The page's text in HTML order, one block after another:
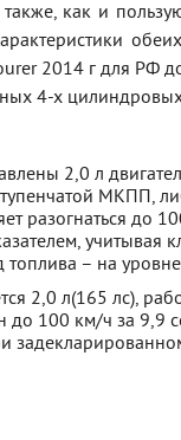
как и
2014 г для РФ
4-х
2,0 л
МКПП,
разогнаться до
учитывая
топлива – на
2,0 л(165 лс),
до 100 км/ч за 9,9